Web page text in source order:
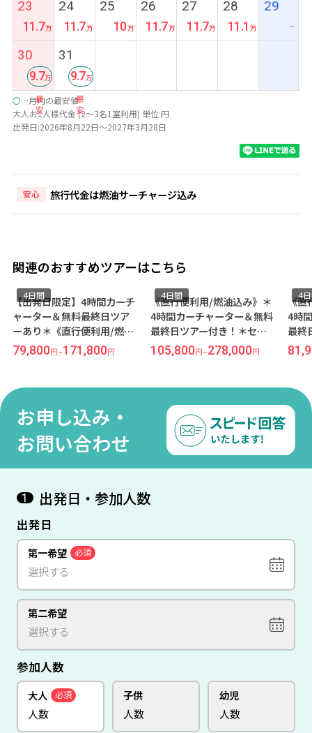
23
11.7
24
11.7
25
10
26
11.7
27
11.7
28
11.1
29
ー
30
最
安
9.7
31
最
安
9.7
○…月内の最安値
大人お1人様代金 (2～3名1室利用) 単位:円
出発日:2026年8月22日～2027年3月28日
安心 旅行代金は燃油サーチャージ込み
関連のおすすめツアーはこちら
【出発日限定】4時間カーチ
ャーター＆無料最終日ツア
ーあり＊《直行便利用/燃油
込み》SMモールが目の前で
超便利！ホテル１階にはコ
ト』宿泊 セブ島4日間 ★往
ブパシフィック航空】
4日間
79,800円~171,800円
《直行便利用/燃油込み》＊
4時間カーチャーター＆無料
最終日ツアー付き！＊セブ
島最大級のインフィニティ
プールからサンセットが眺
マクタン セブ』宿泊 セブ島
4日間 ★往復専用車送迎
★【成田発/セブパシフィッ
ク航空】
4日間
105,800円~278,000円
《
4時
最終
から
リ
セブ
迎★
ッ
4
お申し込み・
お問い合わせ
1 出発日・参加人数
出発日
第一希望 必須
第二希望
参加人数
大人 必須 子供 幼児